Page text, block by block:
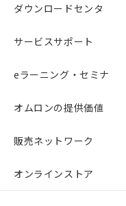
ダウンロードセンタ
サービスサポート
eラーニング・セミナ
オムロンの提供価値
販売ネットワーク
オンラインストア